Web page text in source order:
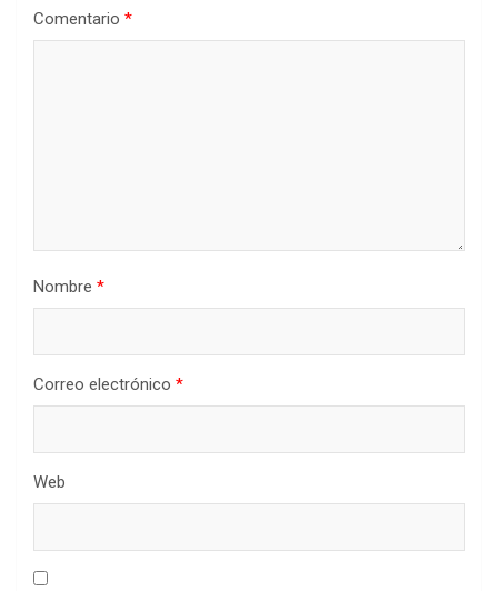
Comentario *
Nombre *
Correo electrónico *
Web